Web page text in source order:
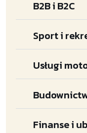
B2B i B2C
Sport i
Usługi
Finanse i